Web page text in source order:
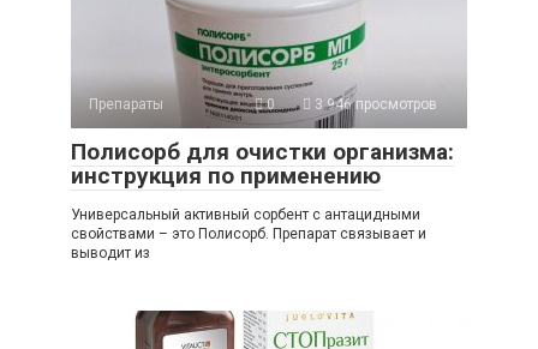
Препараты 0 3 946 просмотров
Полисорб для очистки организма:
инструкция по применению
Универсальный активный сорбент с антацидными
свойствами – это Полисорб. Препарат связывает и
выводит из